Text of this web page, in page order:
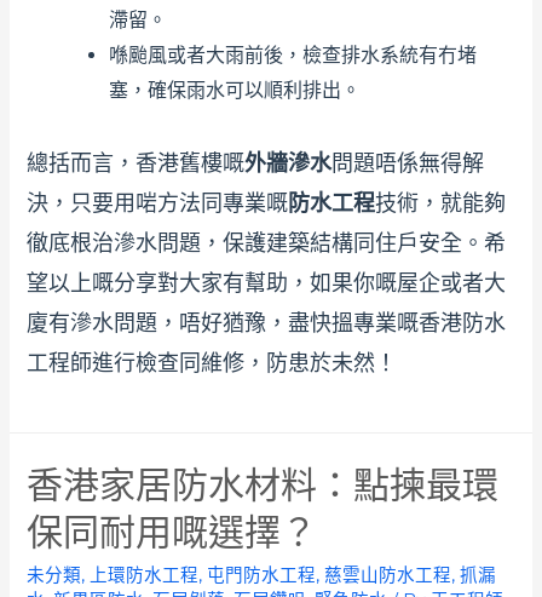
滯留。
喺颱風或者大雨前後，檢查排水系統有冇堵
塞，確保雨水可以順利排出。
總括而言，香港舊樓嘅外牆滲水問題唔係無得解
決，只要用啱方法同專業嘅防水工程技術，就能夠
徹底根治滲水問題，保護建築結構同住戶安全。希
望以上嘅分享對大家有幫助，如果你嘅屋企或者大
廈有滲水問題，唔好猶豫，盡快搵專業嘅香港防水
工程師進行檢查同維修，防患於未然！
香港家居防水材料：點揀最環
保同耐用嘅選擇？
未分類, 上環防水工程, 屯門防水工程,慈雲山防水工程,抓漏